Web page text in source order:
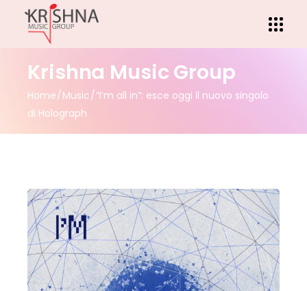
Krishna Music Group
Home Music “I’m all in”: esce oggi il nuovo singolo
di Holograph